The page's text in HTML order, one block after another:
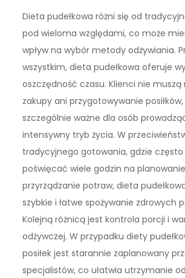
Dieta pudełkowa różni się od
pod wieloma względami, co może
wpływ na wybór metody odżywiania.
wszystkim, dieta pudełkowa oferuje
oszczędność czasu. Klienci nie
zakupy ani przygotowywanie
szczególnie ważne dla osób
intensywny tryb życia. W
tradycyjnego gotowania, gdzie
poświęcać wiele godzin na
przyrządzanie potraw, dieta
szybkie i łatwe spożywanie zdrowych
Kolejną różnicą jest kontrola porcji i
odżywczej. W przypadku diety
posiłek jest starannie zaplanowany
specjalistów, co ułatwia utrzymanie